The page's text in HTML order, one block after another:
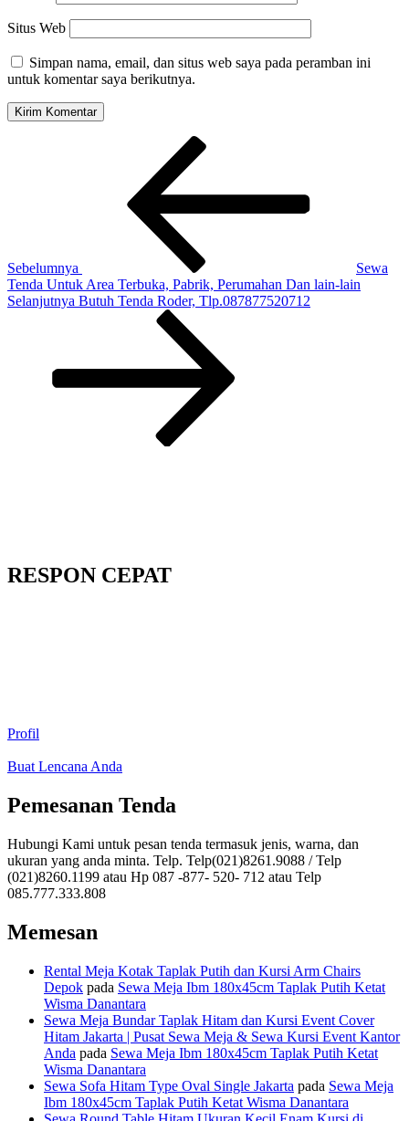
Situs Web
Simpan nama, email, dan situs web saya pada peramban ini
untuk komentar saya berikutnya.
Sebelumnya
Sewa
Tenda Untuk Area Terbuka, Pabrik, Perumahan Dan lain-lain
Pos
Selanjutnya Butuh Tenda Roder, Tlp.087877520712
RESPON CEPAT
Profil
Buat Lencana Anda
Pemesanan Tenda
Hubungi Kami untuk pesan tenda termasuk jenis, warna, dan
ukuran yang anda minta. Telp. Telp(021)8261.9088 / Telp
(021)8260.1199 atau Hp 087 -877- 520- 712 atau Telp
085.777.333.808
Memesan
Rental Meja Kotak Taplak Putih dan Kursi Arm Chairs
Depok pada Sewa Meja Ibm 180x45cm Taplak Putih Ketat
Wisma Danantara
Sewa Meja Bundar Taplak Hitam dan Kursi Event Cover
Hitam Jakarta | Pusat Sewa Meja & Sewa Kursi Event Kantor
Anda pada Sewa Meja Ibm 180x45cm Taplak Putih Ketat
Wisma Danantara
Sewa Sofa Hitam Type Oval Single Jakarta pada Sewa Meja
Ibm 180x45cm Taplak Putih Ketat Wisma Danantara